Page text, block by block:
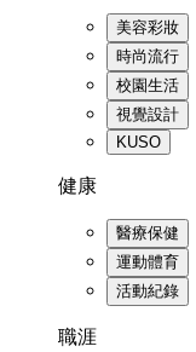
美容彩妝
時尚流行
校園生活
視覺設計
KUSO
健康
醫療保健
運動體育
活動紀錄
職涯